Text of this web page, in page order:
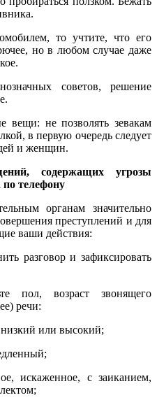
то учтите, что его
но в любом случае даже
советов, решение
вещи: не позволять зевакам
в первую очередь следует
и женщин.
содержащих угрозы
по телефону
органам значительно
преступлений и для
ваши действия:
разговор и зафиксировать
пол, возраст звонящего
речи:
или высокий;
искаженное, с заиканием,